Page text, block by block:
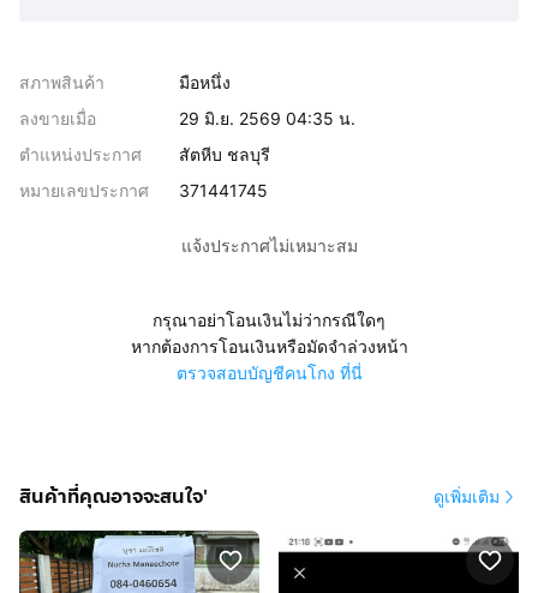
สภาพสินค้า
มือหนึ่ง
ลงขายเมื่อ
29 มิ.ย. 2569 04:35 น.
ตำแหน่งประกาศ
สัตหีบ ชลบุรี
หมายเลขประกาศ
371441745
แจ้งประกาศไม่เหมาะสม
กรุณาอย่าโอนเงินไม่ว่ากรณีใดๆ
หากต้องการโอนเงินหรือมัดจำล่วงหน้า
ตรวจสอบบัญชีคนโกง ที่นี่
สินค้าที่คุณอาจจะสนใจ' ดูเพิ่มเติม